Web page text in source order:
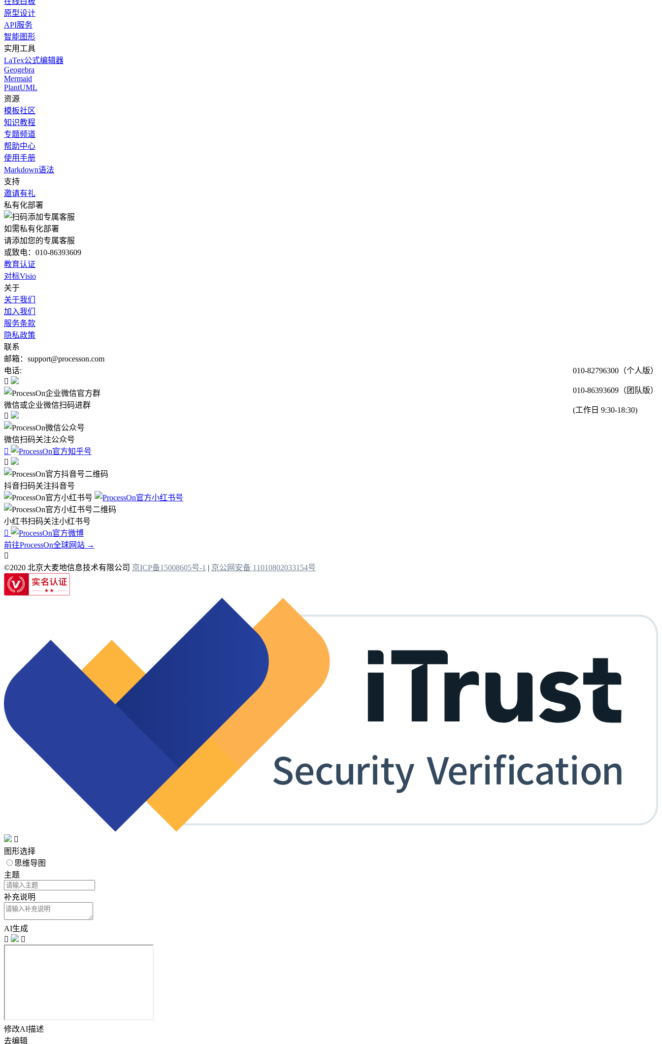
原型设计
API服务
智能图形
实用工具
LaTex公式编辑器
Geogebra
Mermaid
PlantUML
资源
模板社区
知识教程
专题频道
帮助中心
使用手册
Markdown语法
支持
邀请有礼
私有化部署
如需私有化部署
请添加您的专属客服
或致电：010-86393609
教育认证
对标Visio
关于
关于我们
加入我们
服务条款
隐私政策
联系
邮箱：support@processon.com
电话:
010-82796300（个人版）
010-86393609（团队版）
(工作日 9:30-18:30)

微信或企业微信扫码进群

微信扫码关注公众号


抖音扫码关注抖音号
小红书扫码关注小红书号

前往ProcessOn全球网站 →

©2020 北京大麦地信息技术有限公司 京ICP备15008605号-1 | 京公网安备 11010802033154号

图形选择
思维导图
主题
补充说明
AI生成


修改AI描述
去编辑